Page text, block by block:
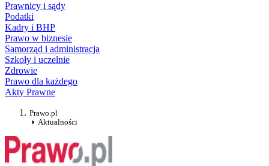
Prawnicy i sądy
Podatki
Kadry i BHP
Prawo w biznesie
Samorząd i administracja
Szkoły i uczelnie
Zdrowie
Prawo dla każdego
Akty Prawne
Prawo.pl
Aktualności